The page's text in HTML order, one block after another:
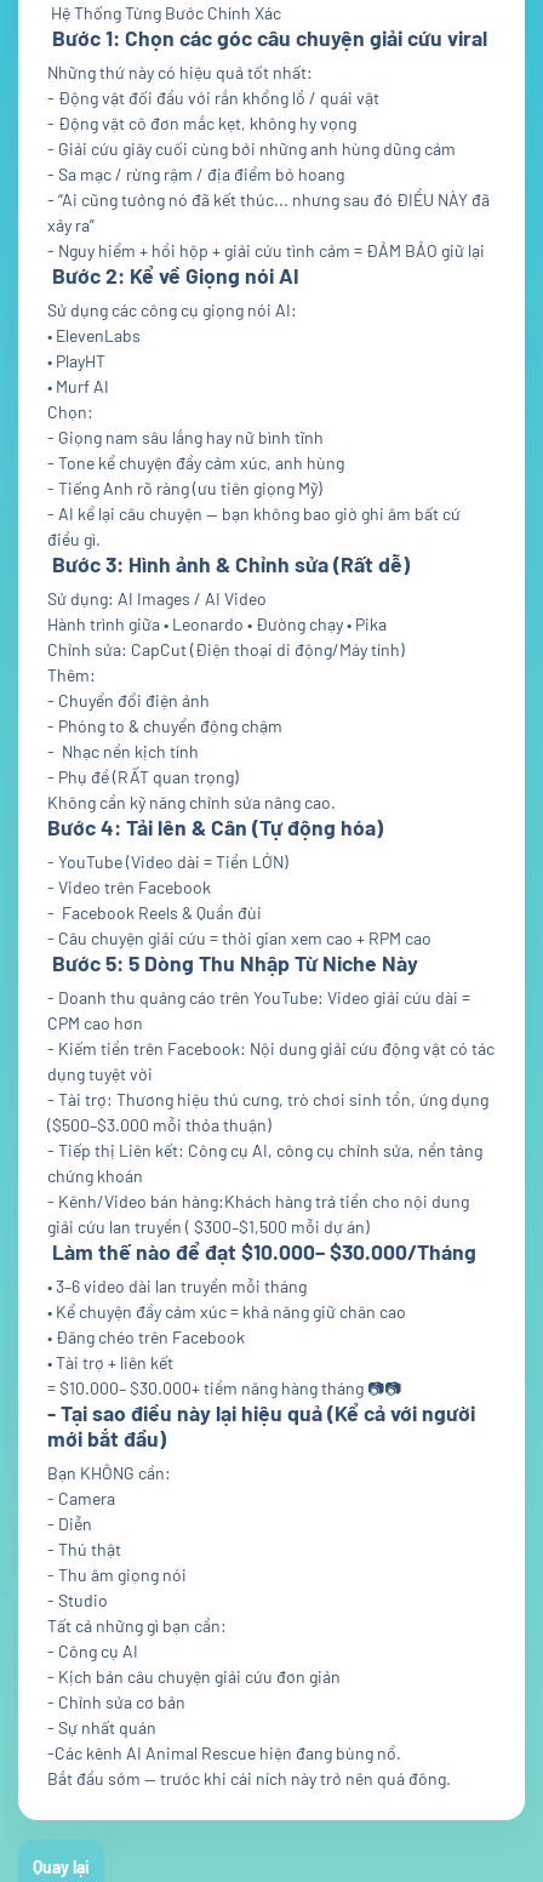
Hệ Thống Từng Bước Chính Xác
Bước 1: Chọn các góc câu chuyện giải cứu viral
Những thứ này có hiệu quả tốt nhất:
- Động vật đối đầu với rắn khổng lồ / quái vật
- Động vật cô đơn mắc kẹt, không hy vọng
- Giải cứu giây cuối cùng bởi những anh hùng dũng cảm
- Sa mạc / rừng rậm / địa điểm bỏ hoang
- “Ai cũng tưởng nó đã kết thúc... nhưng sau đó ĐIỀU NÀY đã
xảy ra”
- Nguy hiểm + hồi hộp + giải cứu tình cảm = ĐẢM BẢO giữ lại
Bước 2: Kể về Giọng nói AI
Sử dụng các công cụ giọng nói AI:
• ElevenLabs
• PlayHT
• Murf AI
Chọn:
- Giọng nam sâu lắng hay nữ bình tĩnh
- Tone kể chuyện đầy cảm xúc, anh hùng
- Tiếng Anh rõ ràng (ưu tiên giọng Mỹ)
- AI kể lại câu chuyện — bạn không bao giờ ghi âm bất cứ
điều gì.
Bước 3: Hình ảnh & Chỉnh sửa (Rất dễ)
Sử dụng: AI Images / AI Video
Hành trình giữa • Leonardo • Đường chạy • Pika
Chỉnh sửa: CapCut (Điện thoại di động/Máy tính)
Thêm:
- Chuyển đổi điện ảnh
- Phóng to & chuyển động chậm
- Nhạc nền kịch tính
- Phụ đề (RẤT quan trọng)
Không cần kỹ năng chỉnh sửa nâng cao.
Bước 4: Tải lên & Cân (Tự động hóa)
- YouTube (Video dài = Tiền LỚN)
- Video trên Facebook
- Facebook Reels & Quần đùi
- Câu chuyện giải cứu = thời gian xem cao + RPM cao
Bước 5: 5 Dòng Thu Nhập Từ Niche Này
- Doanh thu quảng cáo trên YouTube: Video giải cứu dài =
CPM cao hơn
- Kiếm tiền trên Facebook: Nội dung giải cứu động vật có tác
dụng tuyệt vời
- Tài trợ: Thương hiệu thú cưng, trò chơi sinh tồn, ứng dụng
($500–$3.000 mỗi thỏa thuận)
- Tiếp thị Liên kết: Công cụ AI, công cụ chỉnh sửa, nền tảng
chứng khoán
- Kênh/Video bán hàng:Khách hàng trả tiền cho nội dung
giải cứu lan truyền ( $300–$1,500 mỗi dự án)
Làm thế nào để đạt $10.000– $30.000/Tháng
• 3–6 video dài lan truyền mỗi tháng
• Kể chuyện đầy cảm xúc = khả năng giữ chân cao
• Đăng chéo trên Facebook
• Tài trợ + liên kết
= $10.000– $30.000+ tiềm năng hàng tháng 📷📷
- Tại sao điều này lại hiệu quả (Kể cả với người
mới bắt đầu)
Bạn KHÔNG cần:
- Camera
- Diễn
- Thú thật
- Thu âm giọng nói
- Studio
Tất cả những gì bạn cần:
- Công cụ AI
- Kịch bản câu chuyện giải cứu đơn giản
- Chỉnh sửa cơ bản
- Sự nhất quán
-Các kênh AI Animal Rescue hiện đang bùng nổ.
Bắt đầu sớm — trước khi cái ních này trở nên quá đông.
Quay lại